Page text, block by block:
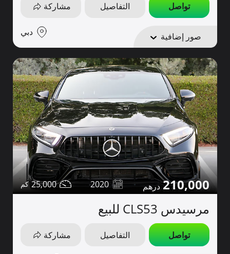
تواصل التفاصيل مشاركة
صور إضافية دبي
210,000
2020
25,000
مرسيدس CLS53 للبيع
تواصل التفاصيل مشاركة